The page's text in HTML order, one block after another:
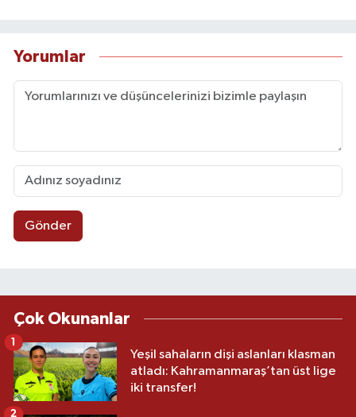
Yorumlar
Gönder
Çok Okunanlar
Yeşil sahaların dişi aslanları klasman
atladı: Kahramanmaraş’tan üst lige
iki transfer!
1
2